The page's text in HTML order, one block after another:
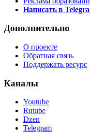
Написать в
Дополнительно
О проекте
Обратная связь
Поддержать ресурс
Каналы
Youtube
Rutube
Dzen
Telegram